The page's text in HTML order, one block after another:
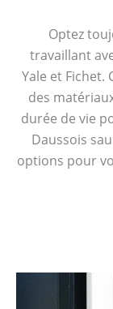
Optez
travaillant
Yale et
des
durée de vie
Daussois
options pour